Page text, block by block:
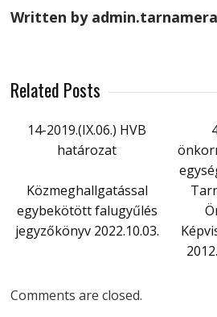
Written by admin.tarnamera
Related Posts
14-2019.(IX.06.) HVB
határozat
Közmeghallgatással
egybekötött falugyűlés
jegyzőkönyv 2022.10.03.
Comments are closed.